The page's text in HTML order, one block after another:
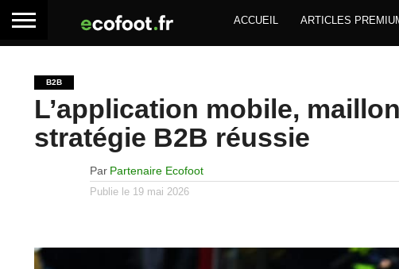
ACCUEIL ARTICLES
B2B
L’application mobile,
stratégie B2B réussie
Par Partenaire Ecofoot
Publie le 19 mai 2026